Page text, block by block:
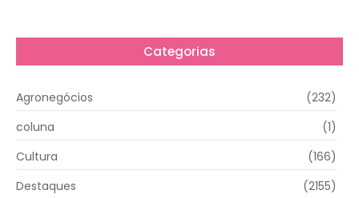
Categorias
Agronegócios
(232)
coluna
(1)
Cultura
(166)
Destaques
(2155)